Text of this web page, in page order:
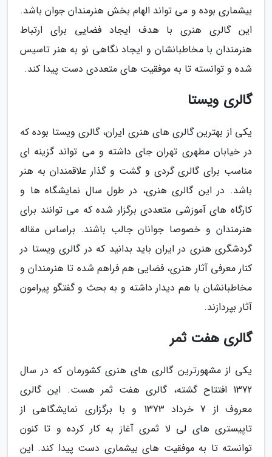
بیشماری بوده و می تواند الهام بخش هنرمندان جوان باشد.
این گالری هنری با هدف ایجاد فضایی برای ارتباط
هنرمندان با مخاطبانشان و ایجاد نگاهی نو به هنر تاسیس
شده و توانسته تا به موفقیت های متعددی دست پیدا کند.
گالری ویستا
یکی از بهترین گالری های هنری ایران، گالری ویستا بوده که
در خیابان مطهری تهران جای داشته و می تواند گزینه ای
مناسب برای گالری گردی و گشت و گذار علاقمندان به هنر
باشد. در این گالری هنری، در طول سال نمایشگاه ها و
کارگاه های آموزشی متعددی برگزار شده که می توانند برای
هنرمندان و خصوصا جوانان جالب باشند. براساس مقاله
گردشگری هنری در ایران باید بدانید که در گالری ویستا در
کنار معرفی آثار هنری، فضایی هم فراهم شده تا هنرمندان و
مخاطبانشان با هم دیدار داشته و به بحث و گفتگو پیرامون
آثار بپردازند.
گالری هفت ثمر
یکی از مشهورترین گالری های هنری کشورمان که در سال
1372 افتتاح گشته، گالری هفت ثمر هست. این گالری
معروف از 7 خرداد 1373 و با برگزاری نمایشگاهی از
تاپیستری های لی لا ثمری آغاز به کار کرده و تا کنون
توانسته تا به موفقیت های بیشماری دست پیدا کند. این